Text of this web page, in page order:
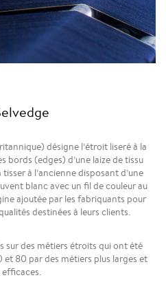
désigne l’étroit liseré à la
bords (edges) d’une laize de tissu
à l’ancienne disposant d’une
blanc avec un fil de couleur au
ajoutée par les fabriquants pour
destinées à leurs clients.
sur des métiers étroits qui ont été
et 80 par des métiers plus larges et
efficaces.